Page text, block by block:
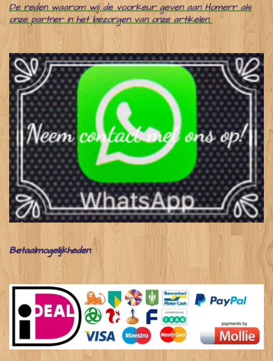
De reden waarom wij de voorkeur geven aan Homerr als
onze partner in het bezorgen van onze artikelen
Betaalmogelijkheden